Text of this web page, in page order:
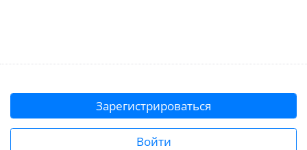
Зарегистрироваться
Войти